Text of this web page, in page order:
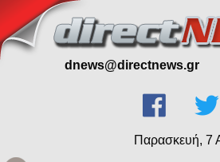
dnews@directnews.gr
Παρασκευή, 7